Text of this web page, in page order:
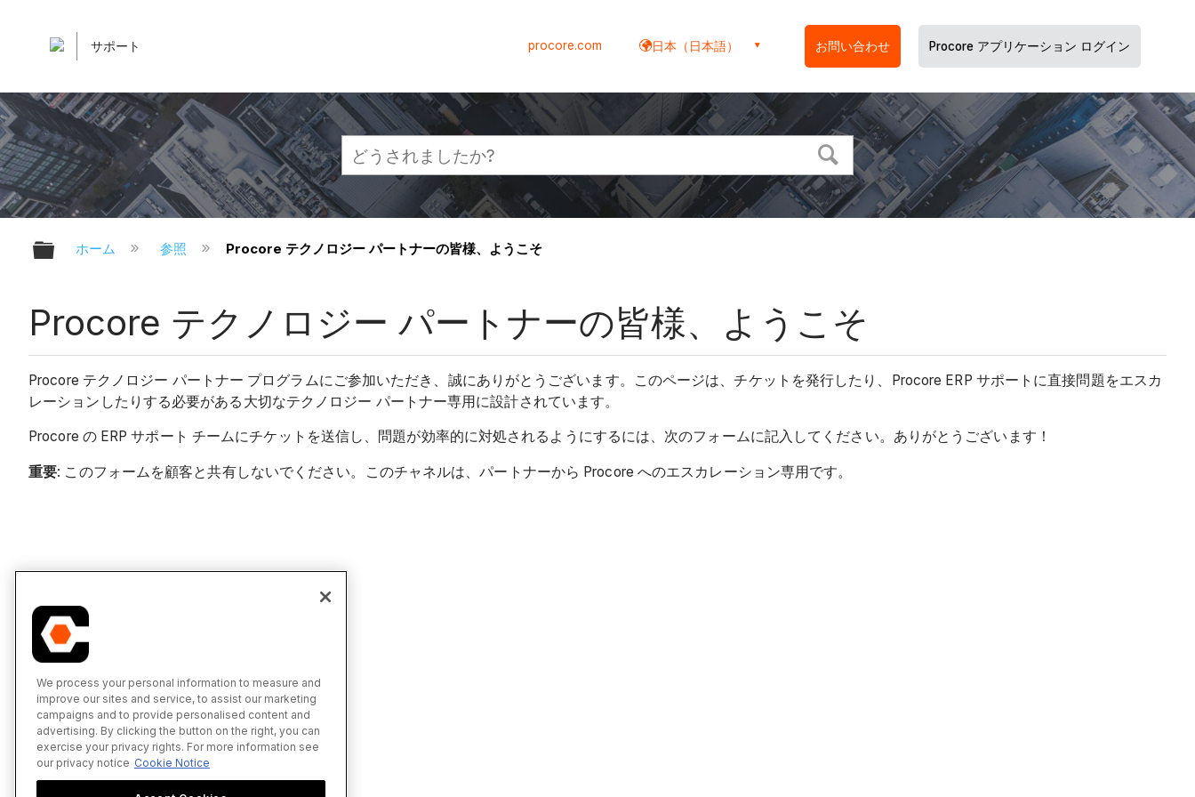
サポート procore.com 日本（日本語） お問い合わせ Procore アプリケーション ログイン
グローバル階層を展開/折りたたむ
ホーム 参照 Procore テクノロジー パートナーの皆様、ようこそ
Procore テクノロジー パートナーの皆様、ようこそ
Procore テクノロジー パートナー プログラムにご参加いただき、誠にありがとうございます。このページは、チケットを発行したり、Procore ERP サポートに直接問題をエスカ
レーションしたりする必要がある大切なテクノロジー パートナー専用に設計されています。
Procore の ERP サポート チームにチケットを送信し、問題が効率的に対処されるようにするには、次のフォームに記入してください。ありがとうございます！
重要: このフォームを顧客と共有しないでください。このチャネルは、パートナーから Procore へのエスカレーション専用です。
We process your personal information to measure and
improve our sites and service, to assist our marketing
campaigns and to provide personalised content and
advertising. By clicking the button on the right, you can
exercise your privacy rights. For more information see
our privacy notice Cookie Notice